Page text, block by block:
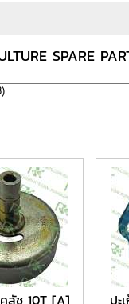
SPARE
ลัช 10T [A]
ปะ